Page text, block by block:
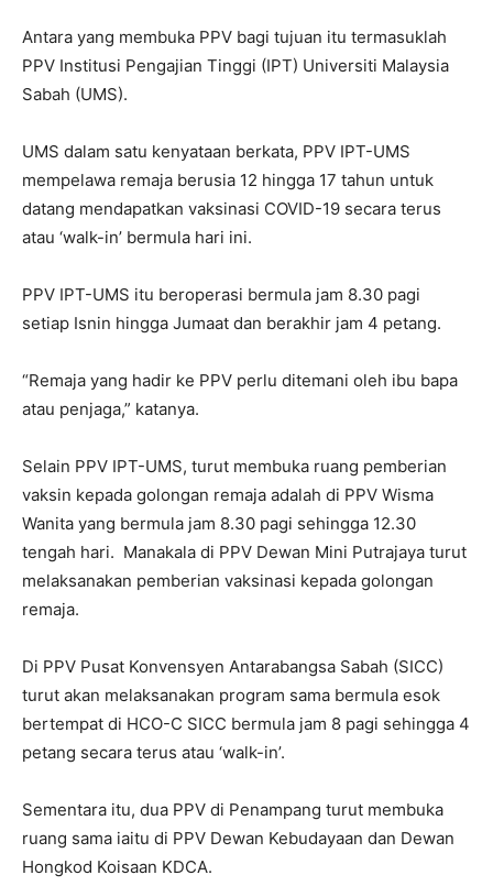
Antara yang membuka PPV bagi tujuan itu termasuklah
PPV Institusi Pengajian Tinggi (IPT) Universiti Malaysia
Sabah (UMS).
UMS dalam satu kenyataan berkata, PPV IPT-UMS
mempelawa remaja berusia 12 hingga 17 tahun untuk
datang mendapatkan vaksinasi COVID-19 secara terus
atau ‘walk-in’ bermula hari ini.
PPV IPT-UMS itu beroperasi bermula jam 8.30 pagi
setiap Isnin hingga Jumaat dan berakhir jam 4 petang.
“Remaja yang hadir ke PPV perlu ditemani oleh ibu bapa
atau penjaga,” katanya.
Selain PPV IPT-UMS, turut membuka ruang pemberian
vaksin kepada golongan remaja adalah di PPV Wisma
Wanita yang bermula jam 8.30 pagi sehingga 12.30
tengah hari. Manakala di PPV Dewan Mini Putrajaya turut
melaksanakan pemberian vaksinasi kepada golongan
remaja.
Di PPV Pusat Konvensyen Antarabangsa Sabah (SICC)
turut akan melaksanakan program sama bermula esok
bertempat di HCO-C SICC bermula jam 8 pagi sehingga 4
petang secara terus atau ‘walk-in’.
Sementara itu, dua PPV di Penampang turut membuka
ruang sama iaitu di PPV Dewan Kebudayaan dan Dewan
Hongkod Koisaan KDCA.